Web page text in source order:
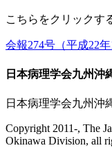
こちらをクリックす
会報274号（平成22年
日本病理学会九州沖
日本病理学会九州沖
Copyright 2011-, The
Okinawa Division, all